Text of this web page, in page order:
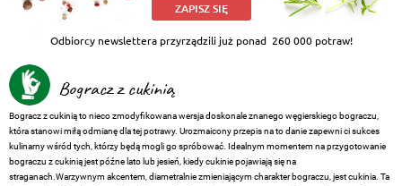
ZAPISZ SIĘ
Odbiorcy newslettera przyrządzili już ponad 260 000 potraw!
Bogracz z cukinią
Bogracz z cukinią to nieco zmodyfikowana wersja doskonale znanego węgierskiego bograczu,
która stanowi miłą odmianę dla tej potrawy. Urozmaicony przepis na to danie zapewni ci sukces
kulinarny wśród tych, którzy będą mogli go spróbować. Idealnym momentem na przygotowanie
bograczu z cukinią jest późne lato lub jesień, kiedy cukinie pojawiają się na
straganach.Warzywnym akcentem, diametralnie zmieniającym charakter bograczu, jest cukinia. Ta